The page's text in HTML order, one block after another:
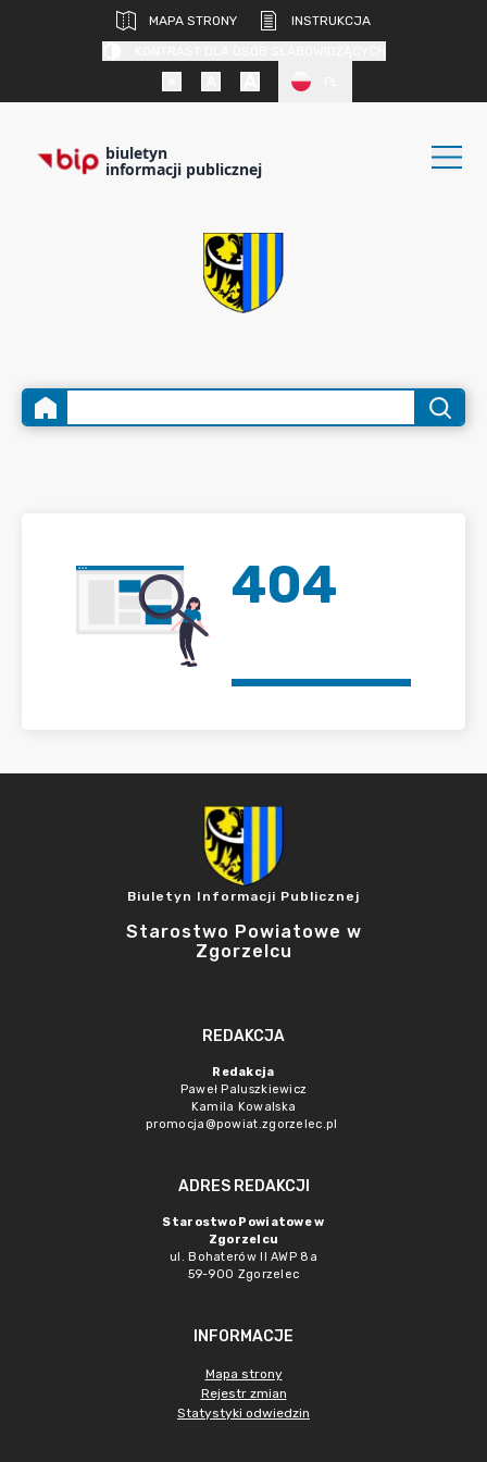
MAPA STRONY
INSTRUKCJA
biuletyn
informacji publicznej
404
Biuletyn Informacji Publicznej
Starostwo Powiatowe w
Zgorzelcu
REDAKCJA
Redakcja
Paweł Paluszkiewicz
Kamila Kowalska
promocja@powiat.zgorzelec.pl
ADRES REDAKCJI
Starostwo Powiatowe w
Zgorzelcu
ul. Bohaterów II AWP 8a
59-900 Zgorzelec
INFORMACJE
Mapa strony
Rejestr zmian
Statystyki odwiedzin